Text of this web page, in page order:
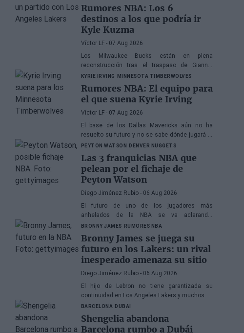
Rumores NBA: Los 6
destinos a los que podría ir
Kyle Kuzma
Víctor LF- 07 Aug 2026
Los Milwaukee Bucks están en plena
reconstrucción tras el traspaso de Giannis
Antetokounmpo y el ala-pívot podría ser el
siguiente
KYRIE IRVING MINNESOTA TIMBERWOLVES
Rumores NBA: El equipo para
el que suena Kyrie Irving
Víctor LF- 07 Aug 2026
El base de los Dallas Mavericks aún no ha
resuelto su futuro y no se sabe dónde jugará la
próxima temporada
PEYTON WATSON DENVER NUGGETS
Las 3 franquicias NBA que
pelean por el fichaje de
Peyton Watson
Diego Jiménez Rubio- 06 Aug 2026
El futuro de uno de los jugadores más
anhelados de la NBA se va aclarando,
reduciéndose el abanico de franquicias
candidatas a tres.
BRONNY JAMES RUMORES NBA
Bronny James se juega su
futuro en los Lakers: un rival
inesperado amenaza su sitio
Diego Jiménez Rubio- 06 Aug 2026
El hijo de Lebron no tiene garantizada su
continuidad en Los Angeles Lakers y muchos se
preguntan si ha hecho méritos para seguir en la
NBA.
BARCELONA DUBAI
Shengelia abandona
Barcelona rumbo a Dubái